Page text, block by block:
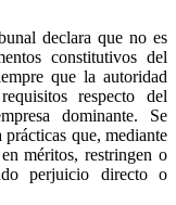
declara que no es
constitutivos del
que la autoridad
respecto del
dominante. Se
que, mediante
méritos, restringen o
perjuicio directo o